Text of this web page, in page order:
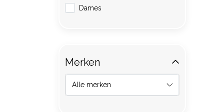
Dames
Merken